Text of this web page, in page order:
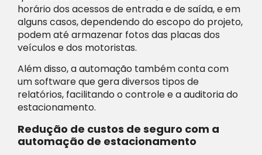
horário dos acessos de entrada e de saída, e em
alguns casos, dependendo do escopo do projeto,
podem até armazenar fotos das placas dos
veículos e dos motoristas.
Além disso, a automação também conta com
um software que gera diversos tipos de
relatórios, facilitando o controle e a auditoria do
estacionamento.
Redução de custos de seguro com a
automação de estacionamento